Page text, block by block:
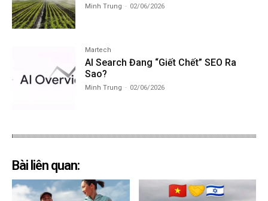
Minh Trung - 02/06/2026
Martech
AI Search Đang “Giết Chết” SEO Ra
Sao?
Minh Trung - 02/06/2026
Bài liên quan: